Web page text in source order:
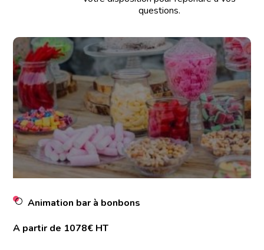
questions.
Animation bar à bonbons
A partir de 1078€ HT